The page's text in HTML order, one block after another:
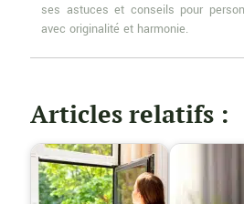
ses astuces et conseils pour
avec originalité et harmonie.
Articles relatifs :